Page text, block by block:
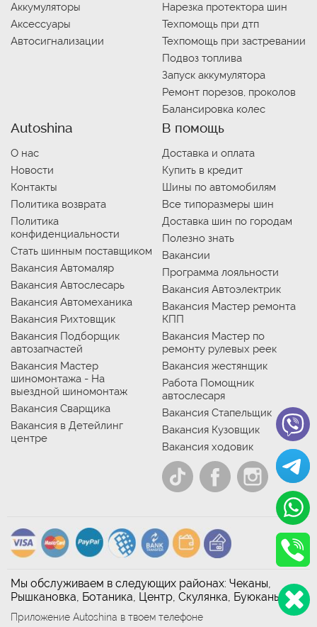
Аккумуляторы
Аксессуары
Автосигнализации
Нарезка протектора шин
Техпомощь при дтп
Техпомощь при застревании
Подвоз топлива
Запуск аккумулятора
Ремонт порезов, проколов
Балансировка колес
Autoshina
О нас
Новости
Контакты
Политика возврата
Политика
конфиденциальности
Стать шинным поставщиком
Вакансия Автомаляр
Вакансия Автослесарь
Вакансия Автомеханика
Вакансия Рихтовщик
Вакансия Подборщик
автозапчастей
Вакансия Мастер
шиномонтажа - На
выездной шиномонтаж
Вакансия Сварщика
Вакансия в Детейлинг
центре
В помощь
Доставка и оплата
Купить в кредит
Шины по автомобилям
Все типоразмеры шин
Доставка шин по городам
Полезно знать
Вакансии
Программа лояльности
Вакансия Автоэлектрик
Вакансия Мастер ремонта
КПП
Вакансия Мастер по
ремонту рулевых реек
Вакансия жестянщик
Работа Помощник
автослесаря
Вакансия Стапельщик
Вакансия Кузовщик
Вакансия ходовик
Мы обслуживаем в следующих районах: Чеканы,
Рышкановка, Ботаника, Центр, Скулянка, Буюканы
Приложение Autoshina в твоем телефоне